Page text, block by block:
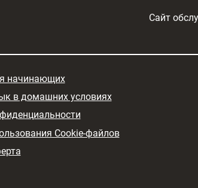
Сайт
начинающих
в домашних условиях
Cookie-файлов